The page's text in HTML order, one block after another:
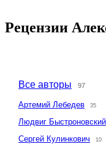
Рецензии
Все авторы 97
Артемий Лебедев 35
Людвиг Быстроновский
Сергей Кулинкович 10